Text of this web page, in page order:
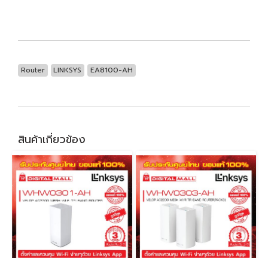
Router LINKSYS EA8100-AH
สินค้าเกี่ยวข้อง